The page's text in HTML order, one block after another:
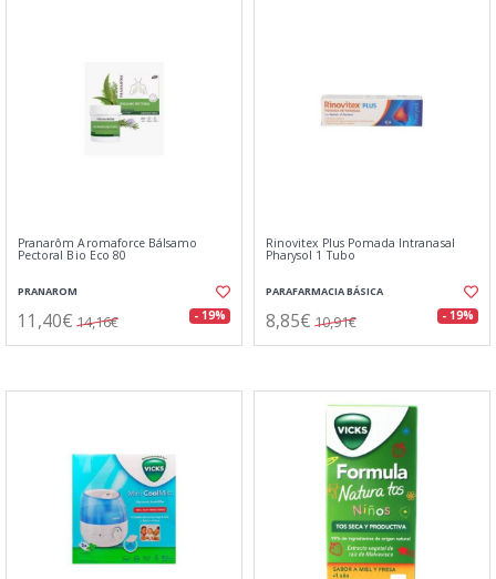
Pranarôm Aromaforce Bálsamo
Pectoral Bio Eco 80
PRANAROM
11,40€ 14,16€ - 19%
Rinovitex Plus Pomada Intranasal
Pharysol 1 Tubo
PARAFARMACIA BÁSICA
8,85€ 10,91€ - 19%